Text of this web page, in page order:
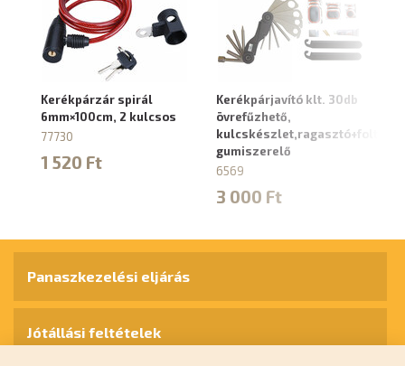
Kerékpárzár spirál
6mm×100cm, 2 kulcsos
77730
1 520 Ft
Kerékpárjavító klt. 30db
övrefűzhető,
kulcskészlet,ragasztó+foltok,
gumiszerelő
6569
3 000 Ft
Panaszkezelési eljárás
Jótállási feltételek